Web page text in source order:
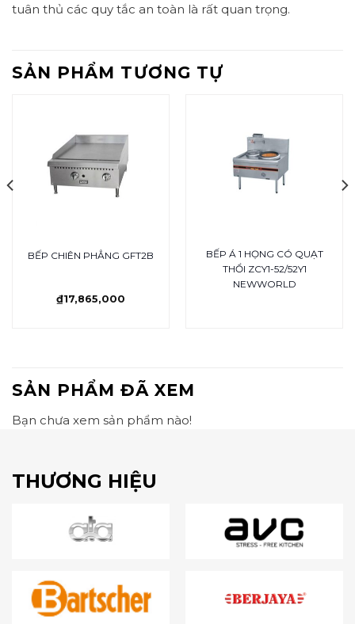
tuân thủ các quy tắc an toàn là rất quan trọng.
SẢN PHẨM TƯƠNG TỰ
BẾP CHIÊN PHẲNG GFT2B
₫17,865,000
BẾP Á 1 HỌNG CÓ QUẠT
THỔI ZCY1-52/52Y1
NEWWORLD
SẢN PHẨM ĐÃ XEM
Bạn chưa xem sản phẩm nào!
THƯƠNG HIỆU